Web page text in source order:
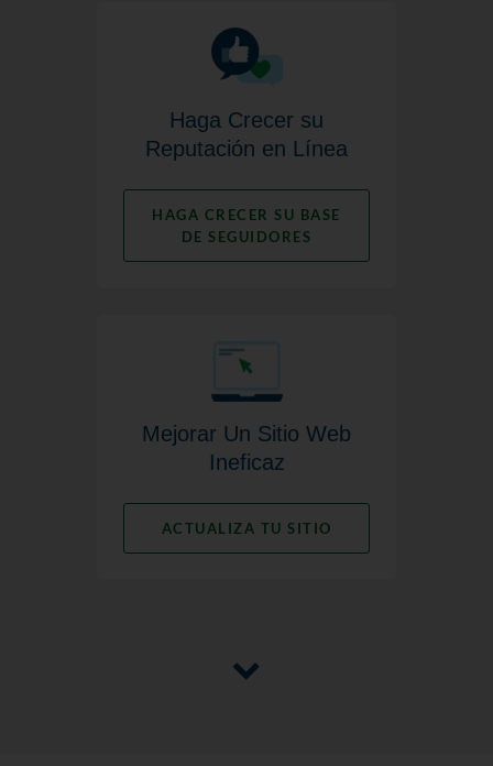
Haga Crecer su
Reputación en Línea
HAGA CRECER SU BASE
DE SEGUIDORES
Mejorar Un Sitio Web
Ineficaz
ACTUALIZA TU SITIO